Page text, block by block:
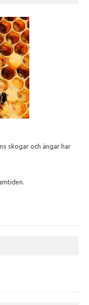
skogar och ängar har